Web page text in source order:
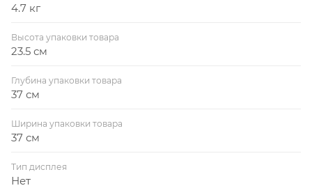
4.7 кг
Высота упаковки товара
23.5 см
Глубина упаковки товара
37 см
Ширина упаковки товара
37 см
Тип дисплея
Нет